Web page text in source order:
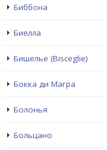
Биббона
Биелла
Бишелье (Bisceglie)
Бокка ди Магра
Болонья
Больцано